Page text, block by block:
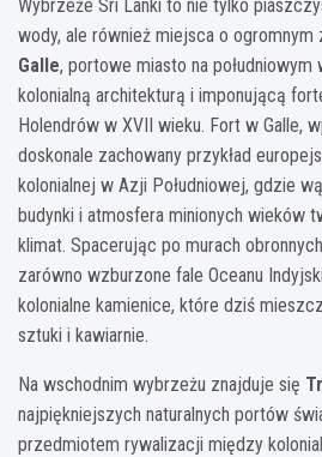
Wybrzeże Sri Lanki to nie tylko
wody, ale również miejsca o ogromnym
Galle, portowe miasto na południowym
kolonialną architekturą i imponującą
Holendrów w XVII wieku. Fort w Galle,
doskonale zachowany przykład
kolonialnej w Azji Południowej, gdzie
budynki i atmosfera minionych wieków
klimat. Spacerując po murach
zarówno wzburzone fale Oceanu
kolonialne kamienice, które dziś
sztuki i kawiarnie.
Na wschodnim wybrzeżu znajduje się
najpiękniejszych naturalnych portów
przedmiotem rywalizacji między